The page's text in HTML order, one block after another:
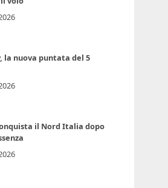
la nuova puntata del 5
il Nord Italia dopo